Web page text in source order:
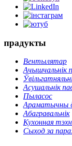
прадукты
Вентылятар
Ачышчальнік
Асушальнік
Пыласос
Араматычны
Абагравальнік
Кухонная
Сыход за